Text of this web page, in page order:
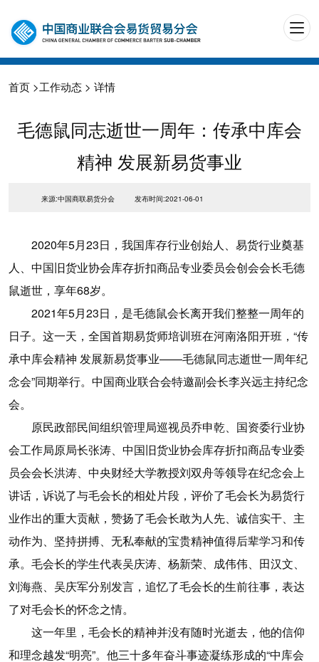
首页 >工作动态 > 详情
毛德鼠同志逝世一周年：传承中库会
精神 发展新易货事业
来源:中国商联易货分会 发布时间:2021-06-01
2020年5月23日，我国库存行业创始人、易货行业奠基
人、中国旧货业协会库存折扣商品专业委员会创会会长毛德
鼠逝世，享年68岁。
2021年5月23日，是毛德鼠会长离开我们整整一周年的
日子。这一天，全国首期易货师培训班在河南洛阳开班，“传
承中库会精神 发展新易货事业——毛德鼠同志逝世一周年纪
念会”同期举行。中国商业联合会特邀副会长李兴远主持纪念
会。
原民政部民间组织管理局巡视员乔申乾、国资委行业协
会工作局原局长张涛、中国旧货业协会库存折扣商品专业委
员会会长洪涛、中央财经大学教授刘双舟等领导在纪念会上
讲话，诉说了与毛会长的相处片段，评价了毛会长为易货行
业作出的重大贡献，赞扬了毛会长敢为人先、诚信实干、主
动作为、坚持拼搏、无私奉献的宝贵精神值得后辈学习和传
承。毛会长的学生代表吴庆涛、杨新荣、成伟伟、田汉文、
刘海燕、吴庆军分别发言，追忆了毛会长的生前往事，表达
了对毛会长的怀念之情。
这一年里，毛会长的精神并没有随时光逝去，他的信仰
和理念越发“明亮”。他三十多年奋斗事迹凝练形成的“中库会